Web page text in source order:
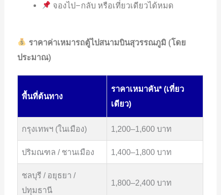
จองไป–กลับ หรือเที่ยวเดียวได้หมด
ราคาค่าเหมารถตู้ไปสนามบินสุวรรณภูมิ (โดย
ประมาณ)
พื้นที่ต้นทาง
ราคาเหมาคัน* (เที่ยว
เดียว)
กรุงเทพฯ (ในเมือง) 1,200–1,600 บาท
ปริมณฑล / ชานเมือง 1,400–1,800 บาท
ชลบุรี / อยุธยา /
ปทุมธานี
1,800–2,400 บาท